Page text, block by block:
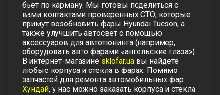
бьет по карману. Мы готовы поделиться с
вами контактами проверенных СТО, которые
примут возобновить фары Hyundai Tucson, а
также улучшить автосвет с помощью
аксессуаров для автотюнинга (например,
оборудовать авто фарами «ангельские глаза»).
В интернет-магазине sklofar.ua вы найдете
любые корпуса и стекла в фарах. Помимо
запчастей для ремонта автомобильных фар
Хундай, у нас можно заказать корпуса и стекла